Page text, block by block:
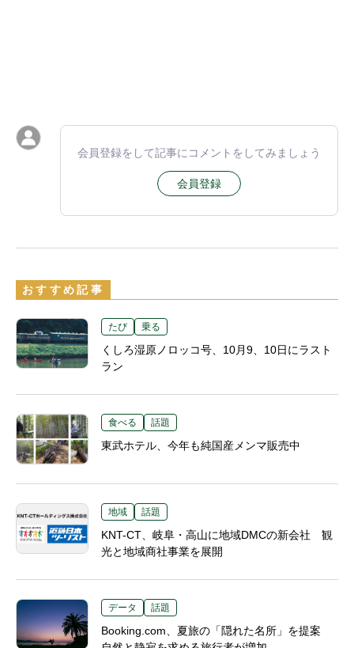
会員登録をして記事にコメントをしてみましょう
会員登録
おすすめ記事
たび 乗る
くしろ湿原ノロッコ号、10月9、10日にラスト
ラン
食べる 話題
東武ホテル、今年も純国産メンマ販売中
地域 話題
KNT-CT、岐阜・高山に地域DMCの新会社 観
光と地域商社事業を展開
データ 話題
Booking.com、夏旅の「隠れた名所」を提案